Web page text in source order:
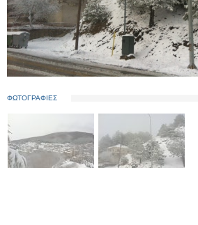
ΦΩΤΟΓΡΑΦΙΕΣ